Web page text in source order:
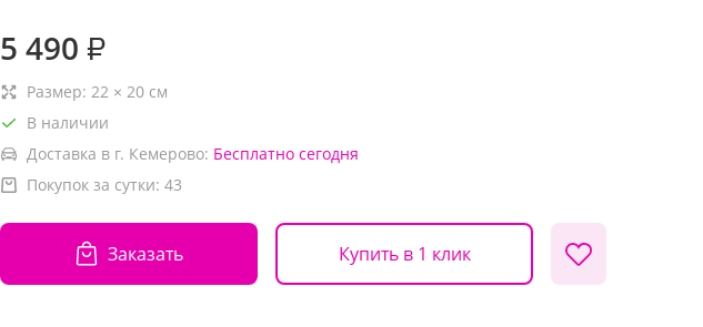
5 490 ₽
Размер: 22 × 20 см
В наличии
Доставка в г. Кемерово: Бесплатно сегодня
Покупок за сутки: 43
Заказать Купить в 1 клик